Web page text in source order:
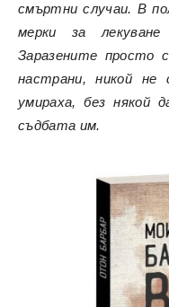
смъртни случаи. В
мерки за
Заразените просто
настрани, никой
умираха, без някой
съдбата им.